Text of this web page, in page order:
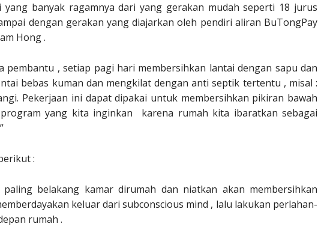
banyak ragamnya dari yang gerakan mudah seperti 18 jurus
dengan gerakan yang diajarkan oleh pendiri aliran BuTongPay
Hong .
pembantu , setiap pagi hari membersihkan lantai dengan sapu dan
bebas kuman dan mengkilat dengan anti septik tertentu , misal :
Pekerjaan ini dapat dipakai untuk membersihkan pikiran bawah
yang kita inginkan karena rumah kita ibaratkan sebagai
:
belakang kamar dirumah dan niatkan akan membersihkan
keluar dari subconscious mind , lalu lakukan perlahan-
rumah .